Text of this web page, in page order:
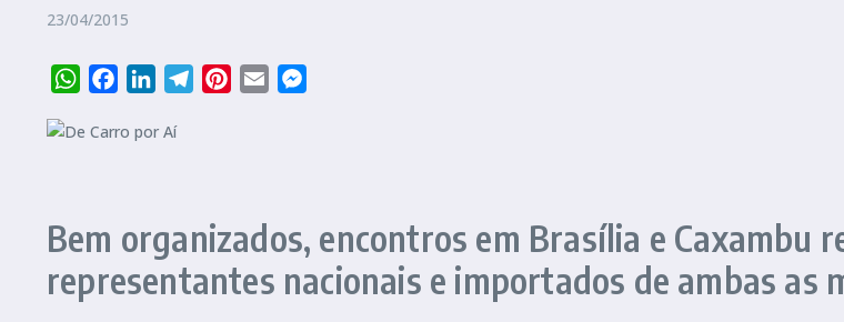
23/04/2015
WhatsAppFacebookLinkedInTelegramPinterest
Email
Bem organizados, encontros em Brasília e Caxambu
representantes nacionais e importados de ambas as